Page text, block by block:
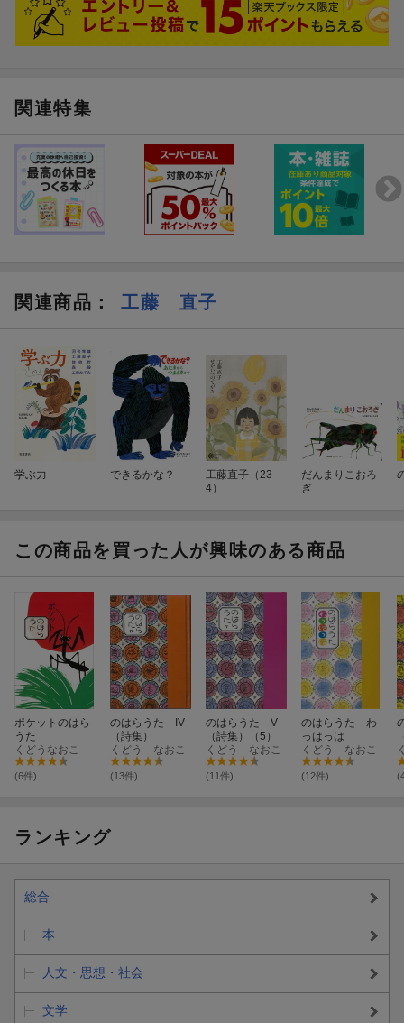
【情報提供・絵本ナビ】
関連特集
関連商品 ： 工藤 直子
学ぶ力 できるかな？
工藤直子（23
4）
だんまりこおろ
ぎ
この商品を買った人が興味のある商品
ポケットのはら
うた
くどうなおこ
(6件)
のはらうた IV
（詩集）
くどう なおこ
(13件)
のはらうた V
（詩集）（5）
くどう なおこ
(11件)
のはらうた わ
っはっは
くどう なおこ
(12件)
ランキング
総合
本
人文・思想・社会
文学